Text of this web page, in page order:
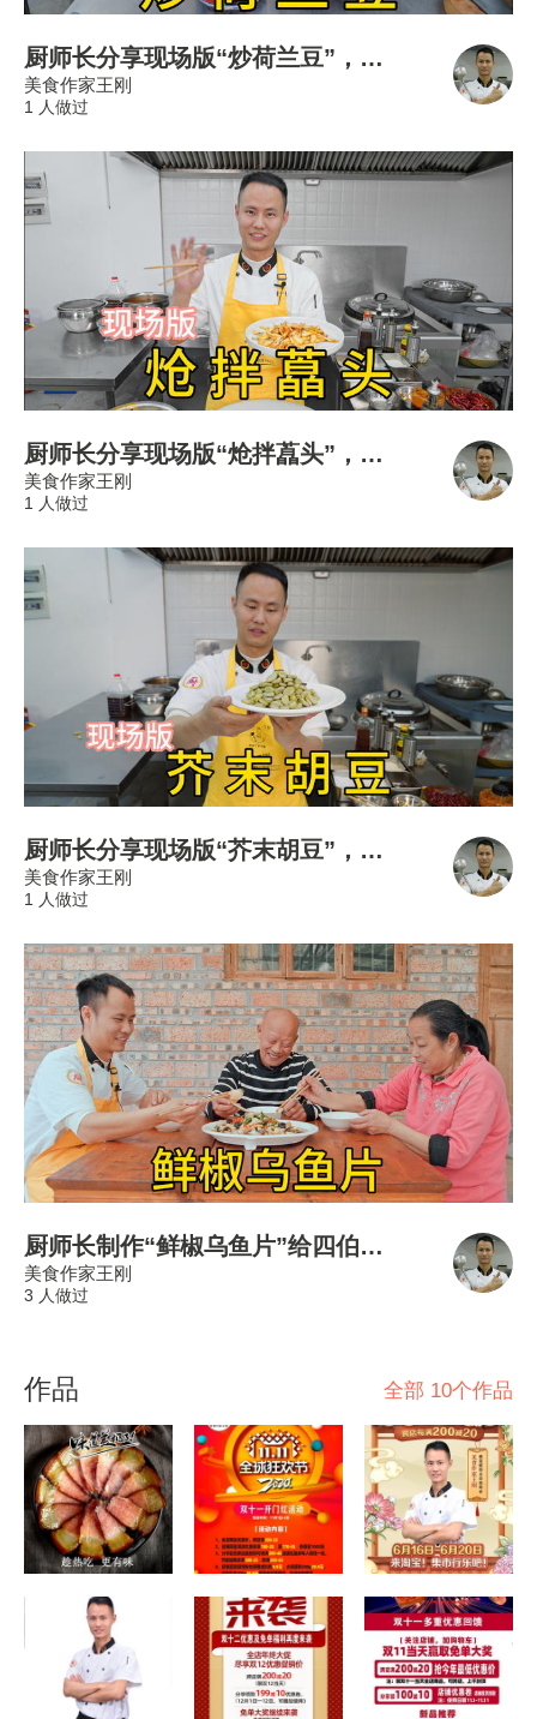
厨师长分享现场版“炒荷兰豆”，清甜爽脆，配料丰富
美食作家王刚
1 人做过
厨师长分享现场版“炝拌藠头”，香辣开胃，解腻佳品
美食作家王刚
1 人做过
厨师长分享现场版“芥末胡豆”，早春开胃解腻小凉菜，软糯扒味
美食作家王刚
1 人做过
厨师长制作“鲜椒乌鱼片”给四伯尝鲜，被认证非常好吃！
美食作家王刚
3 人做过
作品 全部 10个作品